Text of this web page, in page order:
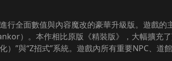
全面數值與內容魔改的豪華升級版。遊戲的
）。本作相比原版《精裝版》，大幅擴充
”與“Z招式”系統。遊戲內所有重要NPC、道